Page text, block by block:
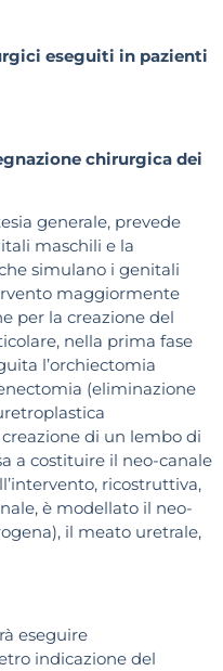
eseguiti in pazienti
chirurgica dei
generale, prevede
maschili e la
simulano i genitali
maggiormente
per la creazione del
nella prima fase
l’orchiectomia
(eliminazione
di un lembo di
a costituire il neo-canale
ricostruttiva,
è modellato il neo-
il meato uretrale,
eseguire
indicazione del